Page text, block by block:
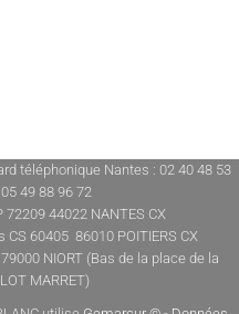
téléphonique Nantes : 02 40 48 53
49 88 96 72
72209 44022 NANTES CX
CS 60405 86010 POITIERS CX
NIORT (Bas de la place de la
MARRET)